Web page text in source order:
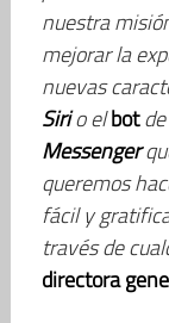
nuestra
mejorar la
nuevas
Sirio elbotde
Messenger
queremos
fácil y
través de
directora